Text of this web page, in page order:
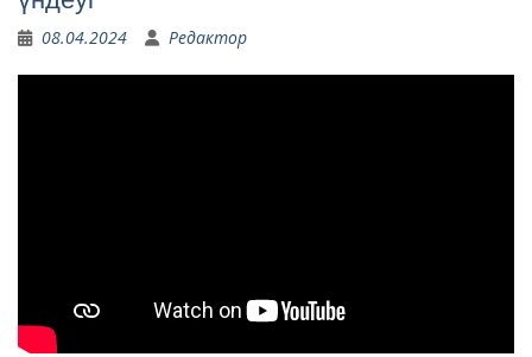
08.04.2024 Редактор